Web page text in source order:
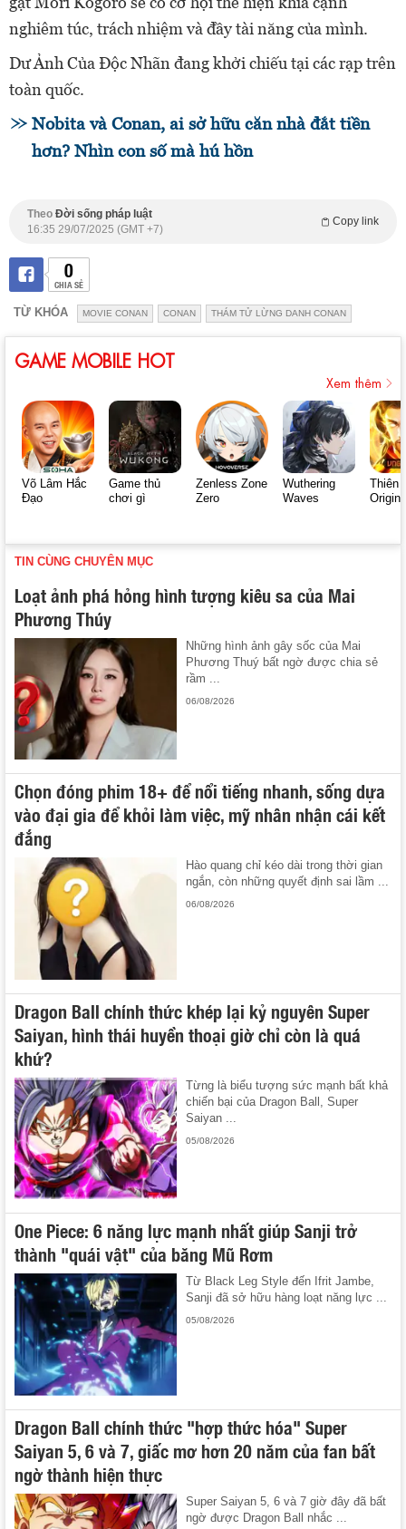
nghiêm túc, trách nhiệm và đầy tài năng của mình.
Dư Ảnh Của Độc Nhãn đang khởi chiếu tại các rạp trên
toàn quốc.
Nobita và Conan, ai sở hữu căn nhà đắt tiền
hơn? Nhìn con số mà hú hồn
Theo Đời sống pháp luật
Copy link
16:35 29/07/2025 (GMT +7)
0
CHIA SẺ
TỪ KHÓA MOVIE CONAN CONAN THÁM TỬ LỪNG DANH CONAN
GAME MOBILE HOT
Xem thêm
Võ Lâm Hắc
Đạo
Game thủ
chơi gì
Zenless Zone
Zero
Wuthering
Waves
Thiên
Origin
TIN CÙNG CHUYÊN MỤC
Loạt ảnh phá hỏng hình tượng kiêu sa của Mai
Phương Thúy
Những hình ảnh gây sốc của Mai
Phương Thuý bất ngờ được chia sẻ
rầm ...
06/08/2026
Chọn đóng phim 18+ để nổi tiếng nhanh, sống dựa
vào đại gia để khỏi làm việc, mỹ nhân nhận cái kết
đắng
Hào quang chỉ kéo dài trong thời gian
ngắn, còn những quyết định sai lầm ...
06/08/2026
Dragon Ball chính thức khép lại kỷ nguyên Super
Saiyan, hình thái huyền thoại giờ chỉ còn là quá
khứ?
Từng là biểu tượng sức mạnh bất khả
chiến bại của Dragon Ball, Super
Saiyan ...
05/08/2026
One Piece: 6 năng lực mạnh nhất giúp Sanji trở
thành "quái vật" của băng Mũ Rơm
Từ Black Leg Style đến Ifrit Jambe,
Sanji đã sở hữu hàng loạt năng lực ...
05/08/2026
Dragon Ball chính thức "hợp thức hóa" Super
Saiyan 5, 6 và 7, giấc mơ hơn 20 năm của fan bất
ngờ thành hiện thực
Super Saiyan 5, 6 và 7 giờ đây đã bất
ngờ được Dragon Ball nhắc ...